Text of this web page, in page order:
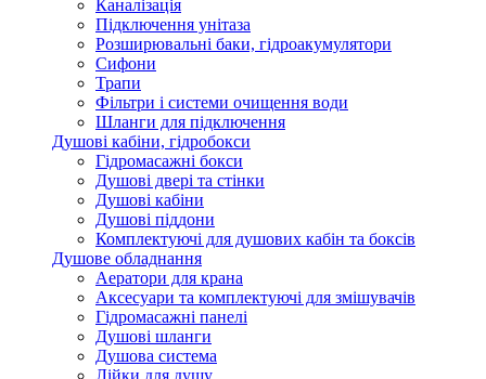
Каналізація
Підключення унітаза
Розширювальні баки, гідроакумулятори
Сифони
Трапи
Фільтри і системи очищення води
Шланги для підключення
Душові кабіни, гідробокси
Гідромасажні бокси
Душові двері та стінки
Душові кабіни
Душові піддони
Комплектуючі для душових кабін та боксів
Душове обладнання
Аератори для крана
Аксесуари та комплектуючі для змішувачів
Гідромасажні панелі
Душові шланги
Душова система
Лійки для душу